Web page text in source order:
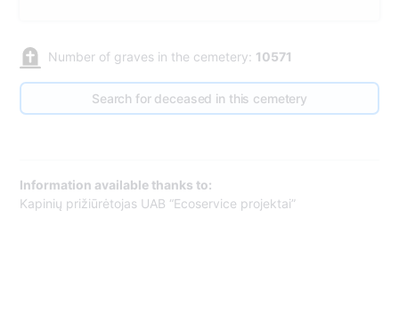
Number of graves in the cemetery: 10571
Search for deceased in this cemetery
Information available thanks to:
Kapinių prižiūrėtojas UAB “Ecoservice projektai”